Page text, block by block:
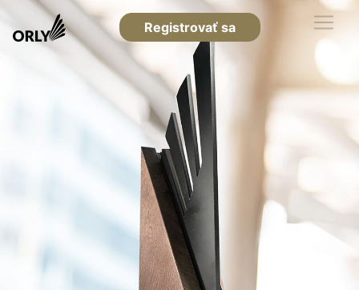
Registrovať sa